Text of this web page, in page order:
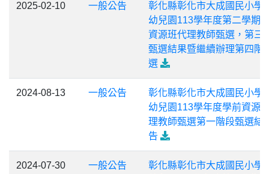
2025-02-10 一般公告
彰化縣彰化市大成國民小學
幼兒園113學年度第二學期
資源班代理教師甄選，第三
甄選結果暨繼續辦理第四階
選
2024-08-13 一般公告
彰化縣彰化市大成國民小學
幼兒園113學年度學前資源
理教師甄選第一階段甄選結
告
2024-07-30 一般公告
彰化縣彰化市大成國民小學